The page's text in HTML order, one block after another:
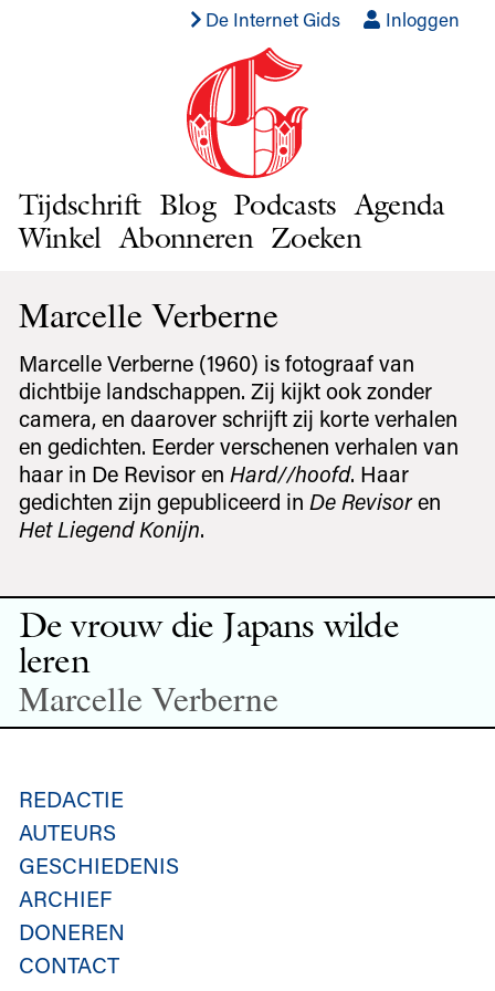
De Internet Gids Inloggen
Tijdschrift Blog Podcasts Agenda
Winkel Abonneren Zoeken
Marcelle Verberne
Marcelle Verberne (1960) is fotograaf van
dichtbije landschappen. Zij kijkt ook zonder
camera, en daarover schrijft zij korte verhalen
en gedichten. Eerder verschenen verhalen van
haar in De Revisor en Hard//hoofd. Haar
gedichten zijn gepubliceerd in De Revisoren
Het Liegend Konijn.
De vrouw die Japans wilde
leren
Marcelle Verberne
REDACTIE
AUTEURS
GESCHIEDENIS
ARCHIEF
DONEREN
CONTACT